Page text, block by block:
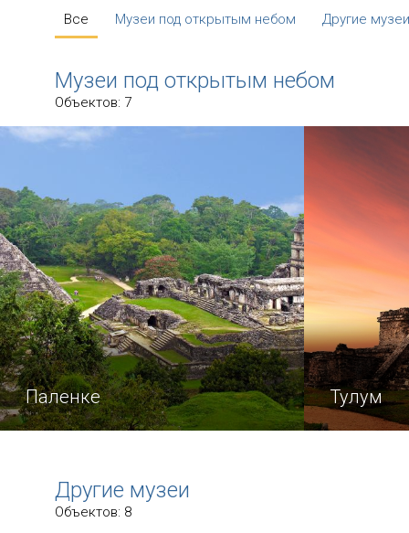
Все Музеи под открытым небом Другие музеи
Музеи под открытым небом
Объектов: 7
Паленке
назывался по-другому, но истинное
название было утеряно.
Тулум
Другие музеи
Объектов: 8